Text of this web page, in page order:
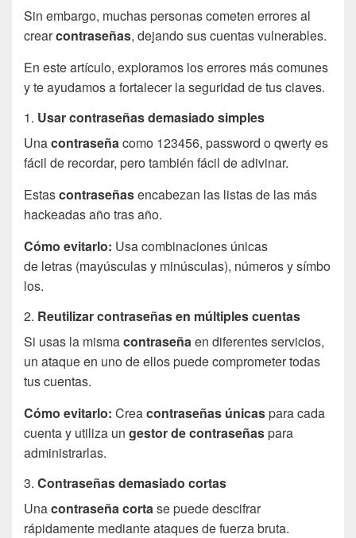
Sin embargo, muchas personas cometen errores al
crearcontraseñas, dejando sus cuentas vulnerables.
En este artículo, exploramos los errores más comunes
y te ayudamos a fortalecer la seguridad de tus claves.
1. Usar contraseñas demasiado simples
Unacontraseñacomo 123456, password o qwerty es
fácil de recordar, pero también fácil de adivinar.
Estascontraseñasencabezan las listas de las más
hackeadas año tras año.
Cómo evitarlo: Usa combinaciones únicas
de letras (mayúsculas y minúsculas), números y símbo
los.
2. Reutilizar contraseñas en múltiples cuentas
Si usas la mismacontraseñaen diferentes servicios,
un ataque en uno de ellos puede comprometer todas
tus cuentas.
Cómo evitarlo: Creacontraseñas únicaspara cada
cuenta y utiliza un gestor de contraseñaspara
administrarlas.
3. Contraseñas demasiado cortas
Unacontraseña cortase puede descifrar
rápidamente mediante ataques de fuerza bruta.